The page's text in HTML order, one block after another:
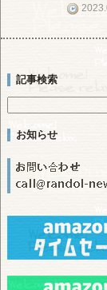
記事検索
お知らせ